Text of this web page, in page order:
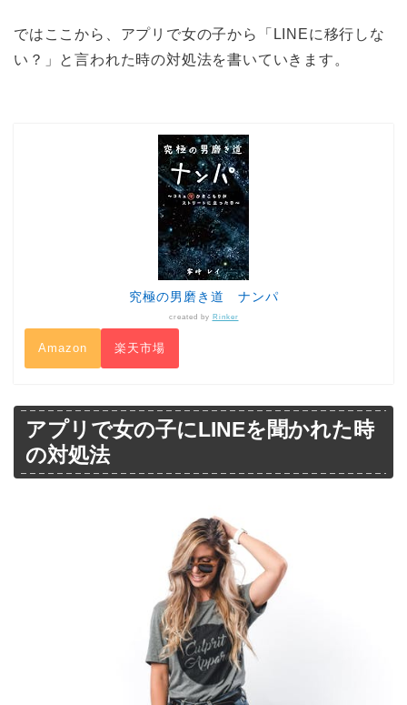
ではここから、アプリで女の子から「LINEに移行しな
い？」と言われた時の対処法を書いていきます。
究極の男磨き道 ナンパ
created by Rinker
Amazon 楽天市場
アプリで女の子にLINEを聞かれた時
の対処法